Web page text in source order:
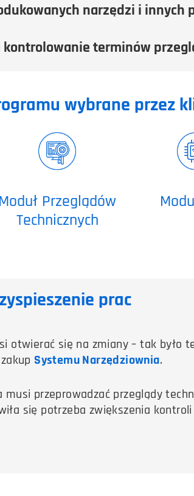
narzędzi i innych
kontrolowanie terminów
wybrane przez
Moduł Przeglądów
Technicznych
prac
otwierać się na zmiany – tak było
Systemu Narzędziownia.
przeprowadzać przeglądy
się potrzeba zwiększenia